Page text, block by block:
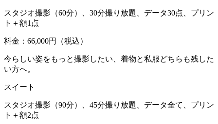
スタジオ撮影（60分）、30分撮り放題、データ30点、プリン
ト＋額1点
料金：66,000円（税込）
今らしい姿をもっと撮影したい、着物と私服どちらも残した
い方へ。
スイート
スタジオ撮影（90分）、45分撮り放題、データ全て、プリン
ト＋額2点